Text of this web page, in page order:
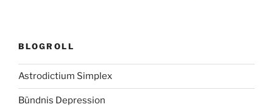
BLOGROLL
Astrodictium Simplex
Bündnis Depression